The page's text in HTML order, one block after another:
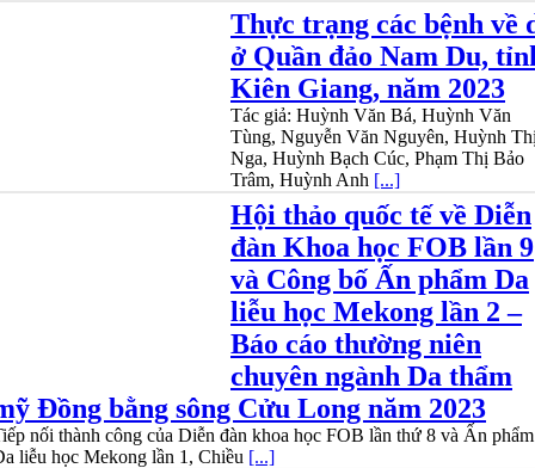
Thực trạng các bệnh về
ở Quần đảo Nam Du,
Kiên Giang, năm 2023
Tác giả: Huỳnh Văn Bá, Huỳnh Văn
Tùng, Nguyễn Văn Nguyên, Huỳnh
Nga, Huỳnh Bạch Cúc, Phạm Thị Bảo
Trâm, Huỳnh Anh [...]
Hội thảo quốc tế về Diễn
đàn Khoa học FOB lần 9
và Công bố Ấn phẩm Da
liễu học Mekong lần 2 –
Báo cáo thường niên
chuyên ngành Da thẩm
Đồng bằng sông Cửu Long năm 2023
nối thành công của Diễn đàn khoa học FOB lần thứ 8 và Ấn phẩm
liễu học Mekong lần 1, Chiều [...]